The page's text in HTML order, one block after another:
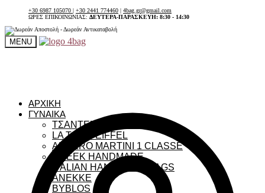
+30 6987 105070 | +30 2441 774460 | 4bag.gr@gmail.com
ΩΡΕΣ ΕΠΙΚΟΙΝΩΝΙΑΣ: ΔΕΥΤΕΡΑ-ΠΑΡΑΣΚΕΥΗ: 8:30 - 14:30
MENU
ΑΡΧΙΚΗ
ΓΥΝΑΙΚΑ
ΤΣΑΝΤΕΣ ΓΥΝΑΙΚΕΙΕΣ
LA TOUR EIFFEL
ALVIERO MARTINI 1 CLASSE
GREEK HANDMADE
ITALIAN HANDMADE BAGS
ANEKKE
BYBLOS